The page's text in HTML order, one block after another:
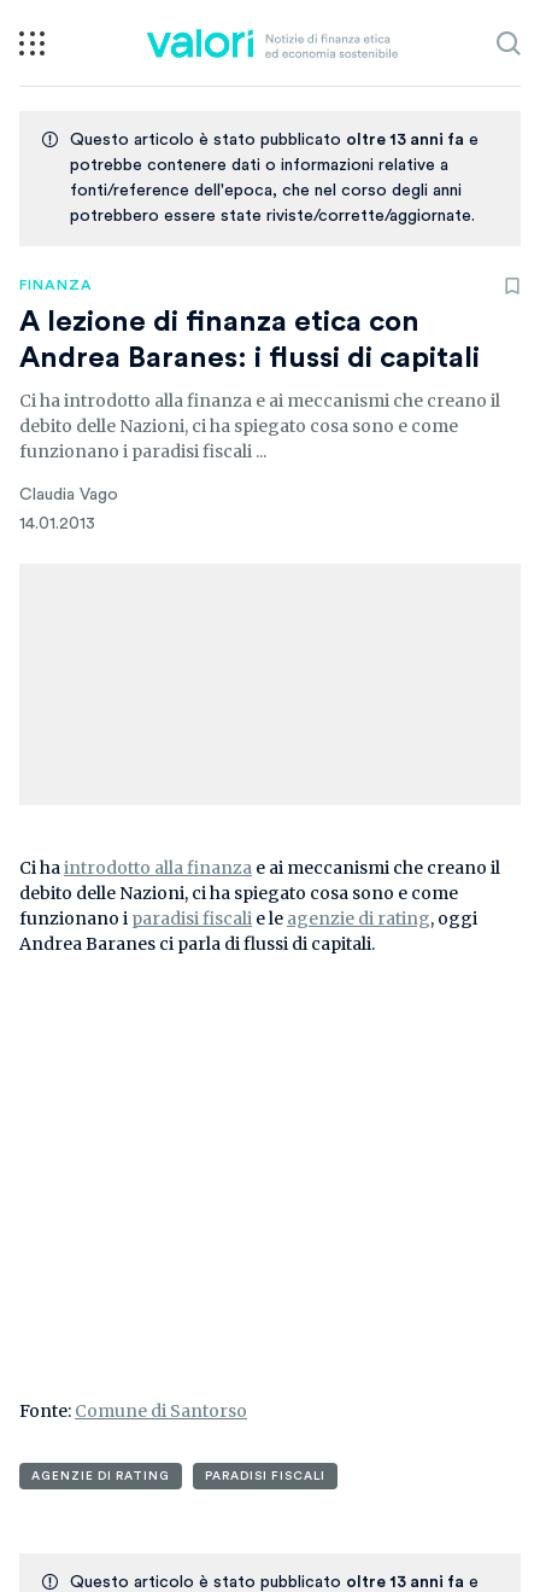
Questo articolo è stato pubblicato oltre 13 anni fa e
potrebbe contenere dati o informazioni relative a
fonti/reference dell'epoca, che nel corso degli anni
potrebbero essere state riviste/corrette/aggiornate.
FINANZA
A lezione di finanza etica con
Andrea Baranes: i flussi di capitali
Ci ha introdotto alla finanza e ai meccanismi che creano il
debito delle Nazioni, ci ha spiegato cosa sono e come
funzionano i paradisi fiscali ...
Claudia Vago
14.01.2013
Ci haintrodotto alla finanza e ai meccanismi che creano il
debito delle Nazioni, ci ha spiegato cosa sono e come
funzionano i paradisi fiscali e le agenzie di rating, oggi
Andrea Baranes ci parla di flussi di capitali.
Fonte: Comune di Santorso
AGENZIE DI RATING PARADISI FISCALI
Questo articolo è stato pubblicato oltre 13 anni fa e